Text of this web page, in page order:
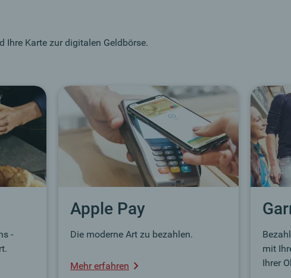
Karte zur digitalen Geldbörse.
-
Apple Pay
Die moderne Art zu bezahlen.
Mehr erfahren
mit
Ihrer